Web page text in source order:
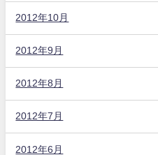
2012年10月
2012年9月
2012年8月
2012年7月
2012年6月